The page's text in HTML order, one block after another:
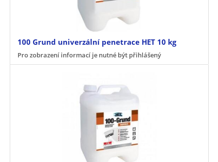
100 Grund univerzální penetrace HET 10 kg
Pro zobrazení informací je nutné být přihlášený